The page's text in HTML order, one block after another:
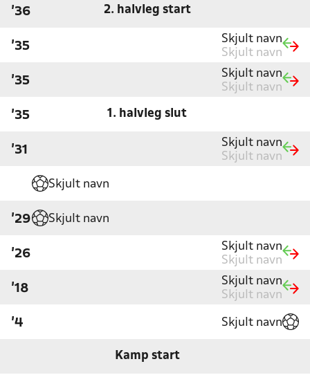
'36 2. halvleg start
'35
Skjult navn
Skjult navn
'35
Skjult navn
Skjult navn
'35 1. halvleg slut
'31
Skjult navn
Skjult navn
Skjult navn
'29 Skjult navn
'26
Skjult navn
Skjult navn
'18
Skjult navn
Skjult navn
'4 Skjult navn
Kamp start